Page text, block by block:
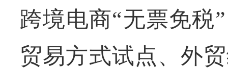
跨境电商“无票免税
贸易方式试点、外